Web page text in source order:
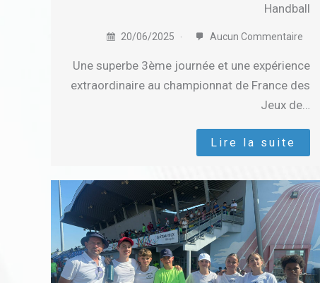
Handball
20/06/2025 Aucun Commentaire
Une superbe 3ème journée et une expérience
extraordinaire au championnat de France des
Jeux de…
Lire la suite